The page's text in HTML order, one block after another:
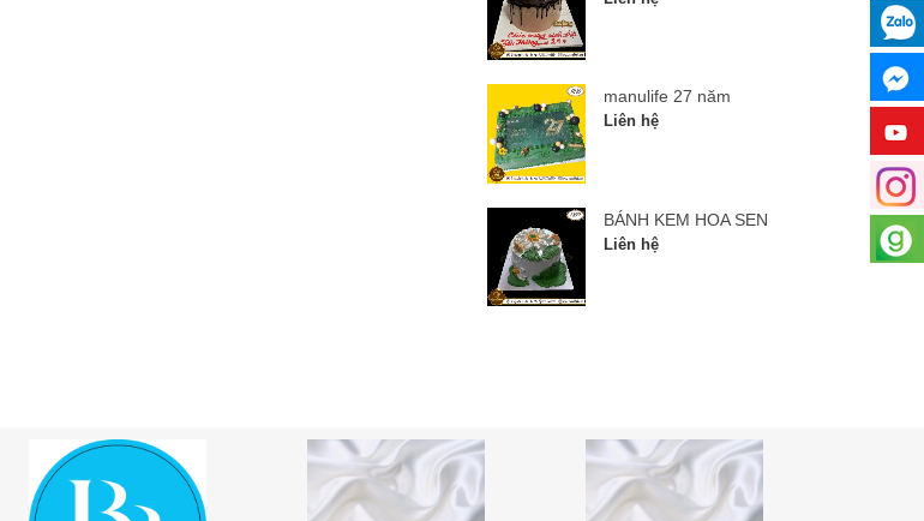
manulife 27 năm
Liên hệ
BÁNH KEM HOA SEN
Liên hệ